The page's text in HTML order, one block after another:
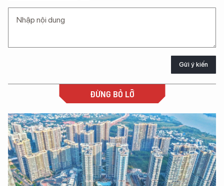
Gửi ý kiến
ĐỪNG BỎ LỠ